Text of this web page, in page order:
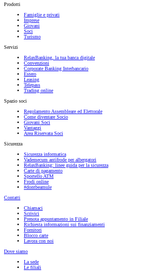
Prodotti
Famiglie e privati
Imprese
Giovani
Soci
Turismo
Servizi
RelaxBanking, la tua banca digitale
Convenzioni
Corporate Banking Interbancario
Estero
Leasing
Telepass
Trading online
Spazio soci
Regolamento Assembleare ed Elettorale
Come diventare Socio
Giovani Soci
Vantaggi
Area Riservata Soci
Sicurezza
Sicurezza informatica
Vademecum antifrode per albergatori
RelaxBanking: linee guida per la sicurezza
Carte di pagamento
Sportello ATM
Frodi online
#dontbeamule
Contatti
Chiamaci
Scrivici
Prenota appuntamento in Filiale
Richiesta informazioni sui finanziamenti
Fornitori
Blocco carte
Lavora con noi
Dove siamo
La sede
Le filiali